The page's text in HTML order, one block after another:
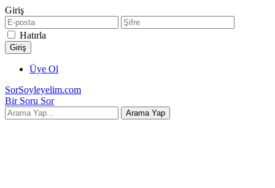
Giriş
Hatırla
Üye Ol
SorSoyleyelim.com
Bir Soru Sor